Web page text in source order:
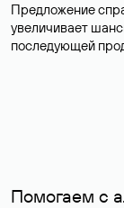
Предложение
увеличивает
последующей
Помогаем с